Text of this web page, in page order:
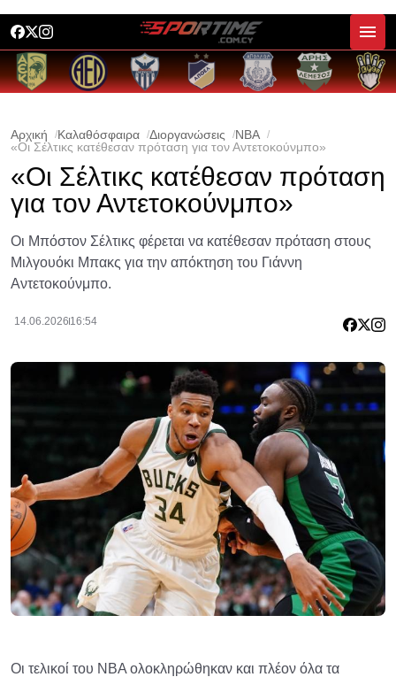
Αρχική Καλαθόσφαιρα Διοργανώσεις
NBA
«Οι Σέλτικς κατέθεσαν πρόταση για τον Αντετοκούνμπο»
«Οι Σέλτικς κατέθεσαν πρόταση
για τον Αντετοκούνμπο»
Οι Μπόστον Σέλτικς φέρεται να κατέθεσαν πρόταση στους
Μιλγουόκι Μπακς για την απόκτηση του Γιάννη
Αντετοκούνμπο.
14.06.2026 16:54
Οι τελικοί του ΝΒΑ ολοκληρώθηκαν και πλέον όλα τα